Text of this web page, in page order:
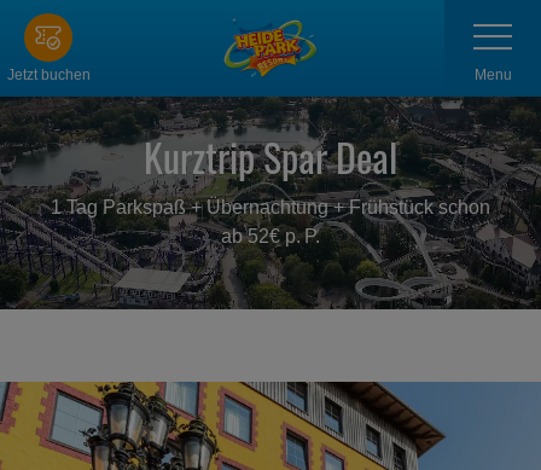
Zum
Hauptinhalt
springen
Jetzt buchen
anzeigen
Menu
Kurztrip Spar Deal
1 Tag Parkspaß + Übernachtung + Frühstück schon
ab 52€ p. P.